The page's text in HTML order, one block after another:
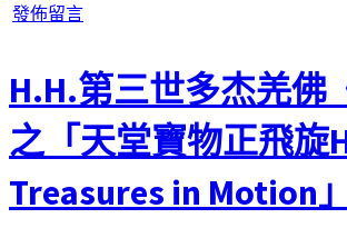
發佈留言
H.H.第三世多杰羌佛
之「天堂寶物正飛旋
Treasures in Motion」